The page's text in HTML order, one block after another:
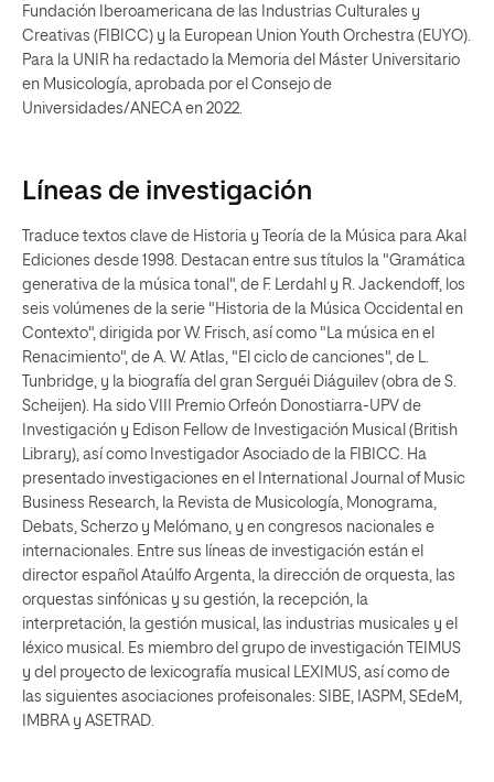
Fundación Iberoamericana de las Industrias Culturales y
Creativas (FIBICC) y la European Union Youth Orchestra (EUYO).
Para la UNIR ha redactado la Memoria del Máster Universitario
en Musicología, aprobada por el Consejo de
Universidades/ANECA en 2022.
Líneas de investigación
Traduce textos clave de Historia y Teoría de la Música para Akal
Ediciones desde 1998. Destacan entre sus títulos la "Gramática
generativa de la música tonal", de F. Lerdahl y R. Jackendoff, los
seis volúmenes de la serie "Historia de la Música Occidental en
Contexto", dirigida por W. Frisch, así como "La música en el
Renacimiento", de A. W. Atlas, "El ciclo de canciones", de L.
Tunbridge, y la biografía del gran Serguéi Diáguilev (obra de S.
Scheijen). Ha sido VIII Premio Orfeón Donostiarra-UPV de
Investigación y Edison Fellow de Investigación Musical (British
Library), así como Investigador Asociado de la FIBICC. Ha
presentado investigaciones en el International Journal of Music
Business Research, la Revista de Musicología, Monograma,
Debats, Scherzo y Melómano, y en congresos nacionales e
internacionales. Entre sus líneas de investigación están el
director español Ataúlfo Argenta, la dirección de orquesta, las
orquestas sinfónicas y su gestión, la recepción, la
interpretación, la gestión musical, las industrias musicales y el
léxico musical. Es miembro del grupo de investigación TEIMUS
y del proyecto de lexicografía musical LEXIMUS, así como de
las siguientes asociaciones profeisonales: SIBE, IASPM, SEdeM,
IMBRA y ASETRAD.